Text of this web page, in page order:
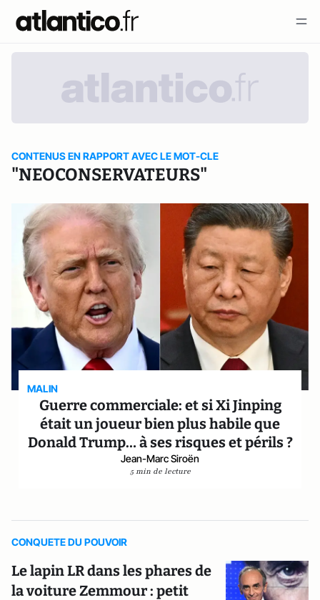
CONTENUS EN RAPPORT AVEC LE MOT-CLE
"NEOCONSERVATEURS"
MALIN
Guerre commerciale: et si Xi Jinping
était un joueur bien plus habile que
Donald Trump… à ses risques et périls ?
Jean-Marc Siroën
5 min de lecture
CONQUETE DU POUVOIR
Le lapin LR dans les phares de
la voiture Zemmour : petit